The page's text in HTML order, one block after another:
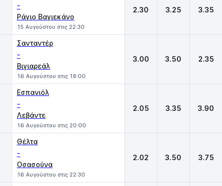
-
Ράγιο Βαγιεκάνο
15 Αυγούστου στις 22:30
2.30 3.25 3.35
Σανταντέρ
-
Βιγιαρεάλ
16 Αυγούστου στις 18:00
3.00 3.50 2.35
Εσπανιόλ
-
Λεβάντε
16 Αυγούστου στις 20:00
2.05 3.35 3.90
Θέλτα
-
Οσασούνα
16 Αυγούστου στις 22:30
2.02 3.50 3.75